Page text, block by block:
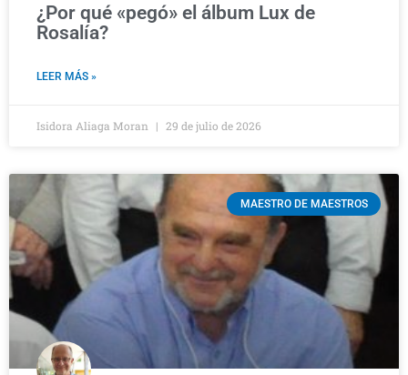
¿Por qué «pegó» el álbum Lux de
Rosalía?
LEER MÁS »
Isidora Aliaga Moran 29 de julio de 2026
MAESTRO DE MAESTROS